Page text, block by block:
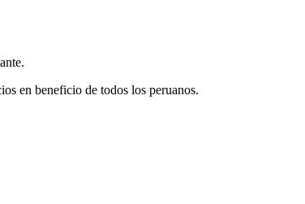
en beneficio de todos los peruanos.